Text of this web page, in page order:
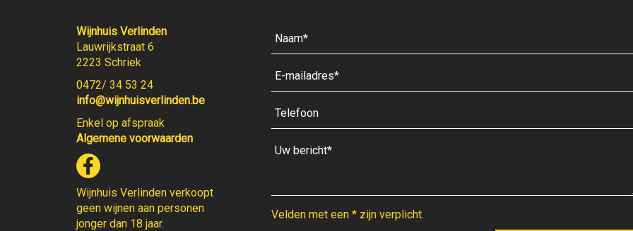
Wijnhuis Verlinden
Lauwrijkstraat 6
2223 Schriek
0472/ 34 53 24
info@wijnhuisverlinden.be
Enkel op afspraak
Algemene voorwaarden
Wijnhuis Verlinden verkoopt
geen wijnen aan personen
jonger dan 18 jaar.
Velden met een * zijn verplicht.